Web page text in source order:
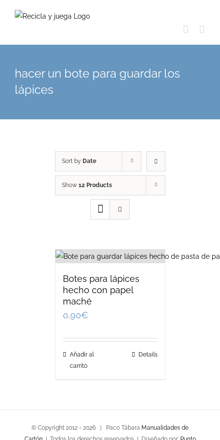
hacer un bote para guardar los
lápices
Sort by Date
Show 12 Products
Botes para lápices
hecho con papel
maché
0,90€
Añadir al
carrito
Details
© Copyright 2012 - 2026 | Paco Tábara Manualidades de